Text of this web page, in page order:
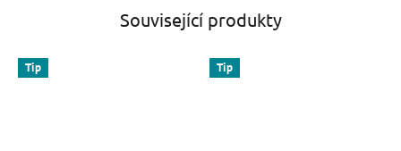
Související produkty
Tip Tip